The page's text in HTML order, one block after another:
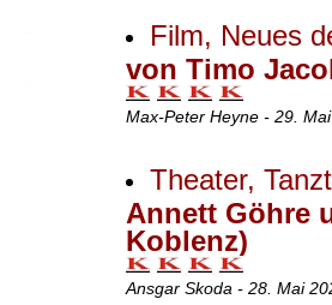
Film, Neues
von Timo
Max-Peter Heyne - 29.
Theater,
Annett Göhre
Koblenz)
Ansgar Skoda - 28. Mai